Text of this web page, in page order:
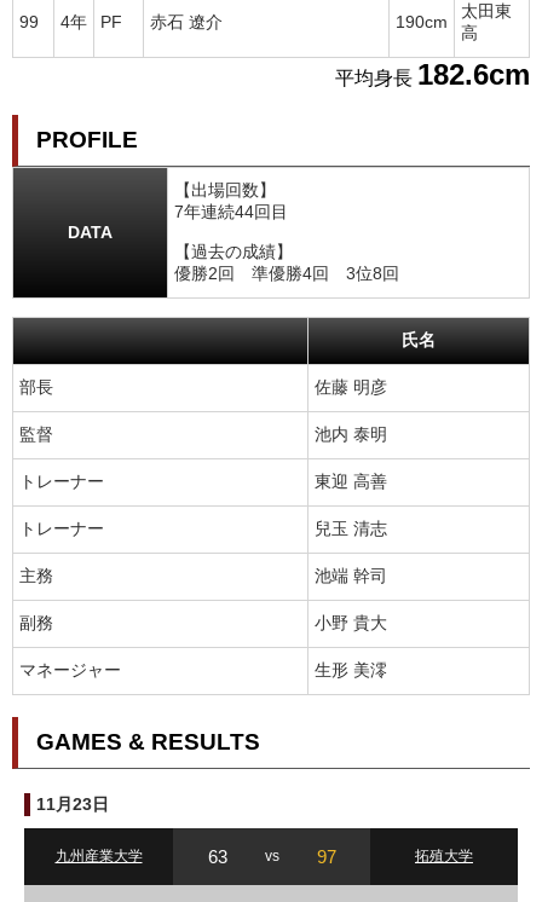
99 4年 PF 赤石 遼介 190cm
太田東
高
平均身長 182.6cm
PROFILE
DATA
【出場回数】
7年連続44回目
【過去の成績】
優勝2回 準優勝4回 3位8回
氏名
部長 佐藤 明彦
監督 池内 泰明
トレーナー 東迎 高善
トレーナー 兒玉 清志
主務 池端 幹司
副務 小野 貴大
マネージャー 生形 美澪
GAMES & RESULTS
11月23日
九州産業大学 63 vs 97 拓殖大学